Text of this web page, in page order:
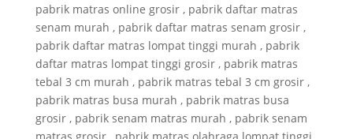
pabrik matras online grosir , pabrik daftar matras
senam murah , pabrik daftar matras senam grosir ,
pabrik daftar matras lompat tinggi murah , pabrik
daftar matras lompat tinggi grosir , pabrik matras
tebal 3 cm murah , pabrik matras tebal 3 cm grosir ,
pabrik matras busa murah , pabrik matras busa
grosir , pabrik senam matras murah , pabrik senam